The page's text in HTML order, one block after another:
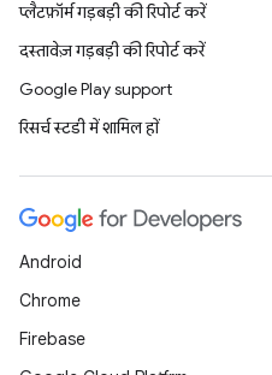
प्लैटफ़ॉर्म गड़बड़ी की रिपोर्ट करें
दस्तावेज़ गड़बड़ी की रिपोर्ट करें
Google Play support
रिसर्च स्टडी में शामिल हों
Android
Chrome
Firebase